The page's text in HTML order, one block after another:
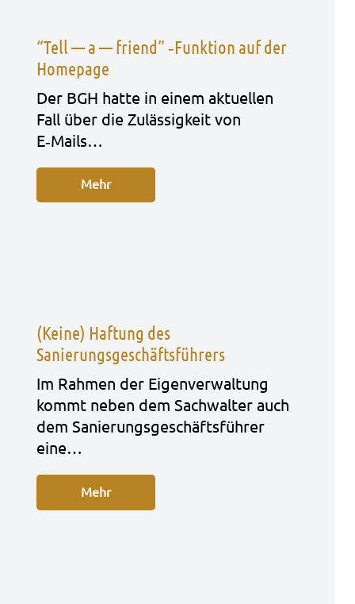
“Tell — a — friend” ‑Funktion auf der
Homepage
Der BGH hatte in einem aktu­el­len
Fall über die Zuläs­sig­keit von
E‑Mails…
Mehr
(Keine) Haftung des
Sanierungsgeschäftsführers
Im Rah­men der Eigen­ver­wal­tung
kommt neben dem Sach­wal­ter auch
dem Sanie­rungs­ge­schäfts­füh­rer
eine…
Mehr